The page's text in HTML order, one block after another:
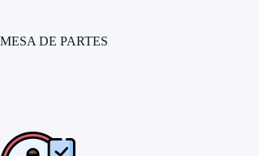
MESA DE PARTES